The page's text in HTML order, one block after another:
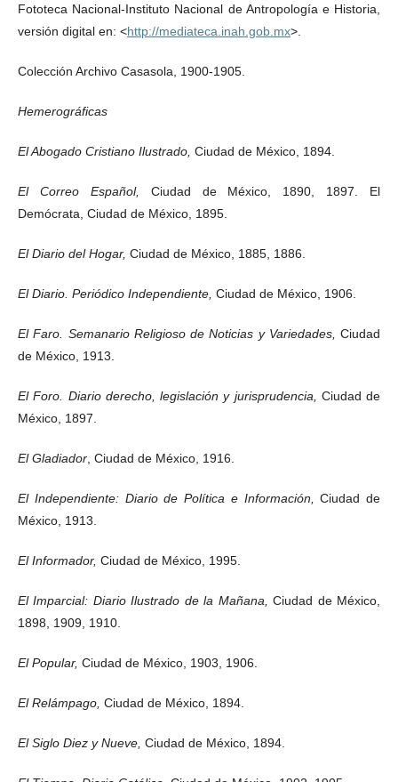
Fototeca Nacional-Instituto Nacional de Antropología e Historia,
versión digital en: <http://mediateca.inah.gob.mx>.
Colección Archivo Casasola, 1900-1905.
Hemerográficas
El Abogado Cristiano Ilustrado, Ciudad de México, 1894.
El Correo Español, Ciudad de México, 1890, 1897. El
Demócrata, Ciudad de México, 1895.
El Diario del Hogar, Ciudad de México, 1885, 1886.
El Diario. Periódico Independiente, Ciudad de México, 1906.
El Faro. Semanario Religioso de Noticias y Variedades, Ciudad
de México, 1913.
El Foro. Diario derecho, legislación y jurisprudencia, Ciudad de
México, 1897.
El Gladiador , Ciudad de México, 1916.
El Independiente: Diario de Política e Información,Ciudad de
México, 1913.
El Informador, Ciudad de México, 1995.
El Imparcial: Diario Ilustrado de la Mañana,Ciudad de México,
1898, 1909, 1910.
El Popular, Ciudad de México, 1903, 1906.
El Relámpago, Ciudad de México, 1894.
El Siglo Diez y Nueve, Ciudad de México, 1894.